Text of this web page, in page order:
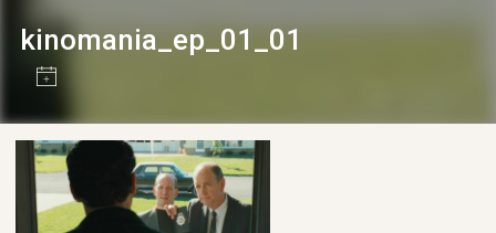
ДОВІДКА
kinomania_ep_01_01